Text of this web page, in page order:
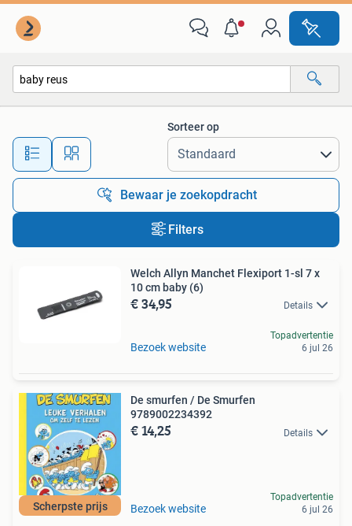
Alle afstanden…
Sorteer op
Bewaar je zoekopdracht
Filters
Welch Allyn Manchet Flexiport 1-sl 7 x
10 cm baby (6)
€ 34,95 Details
Bezoek website
Topadvertentie
6 jul 26
Scherpste prijs
De smurfen / De Smurfen
9789002234392
€ 14,25 Details
Bezoek website
Topadvertentie
6 jul 26